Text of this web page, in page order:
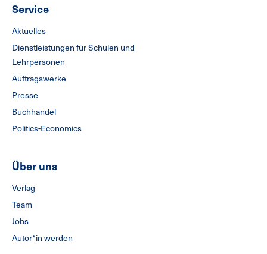
Service
Aktuelles
Dienstleistungen für Schulen und
Lehrpersonen
Auftragswerke
Presse
Buchhandel
Politics-Economics
Über uns
Verlag
Team
Jobs
Autor*in werden